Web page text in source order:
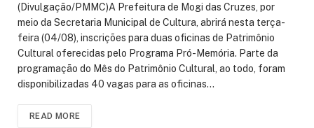
(Divulgação/PMMC)A Prefeitura de Mogi das Cruzes, por
meio da Secretaria Municipal de Cultura, abrirá nesta terça-
feira (04/08), inscrições para duas oficinas de Patrimônio
Cultural oferecidas pelo Programa Pró-Memória. Parte da
programação do Mês do Patrimônio Cultural, ao todo, foram
disponibilizadas 40 vagas para as oficinas…
READ MORE